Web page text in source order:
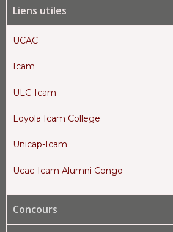
Liens utiles
UCAC
Icam
ULC-Icam
Loyola Icam College
Unicap-Icam
Ucac-Icam Alumni Congo
Concours